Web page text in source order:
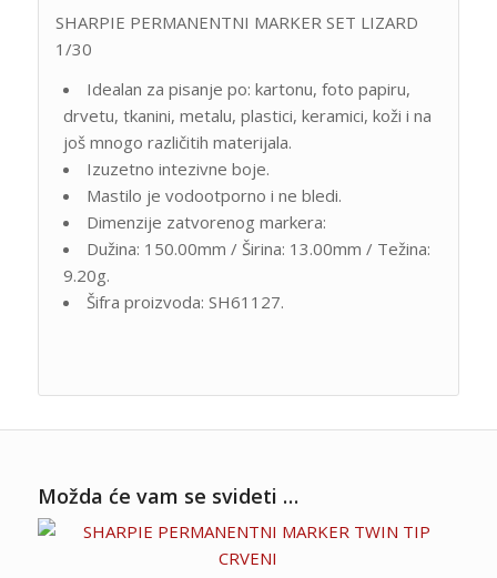
SHARPIE PERMANENTNI MARKER SET LIZARD
1/30
Idealan za pisanje po: kartonu, foto papiru,
drvetu, tkanini, metalu, plastici, keramici, koži i na
još mnogo različitih materijala.
Izuzetno intezivne boje.
Mastilo je vodootporno i ne bledi.
Dimenzije zatvorenog markera:
Dužina: 150.00mm / Širina: 13.00mm / Težina:
9.20g.
Šifra proizvoda: SH61127.
Možda će vam se svideti …